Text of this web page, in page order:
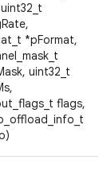
*pFormat,
uint32_t
flags,